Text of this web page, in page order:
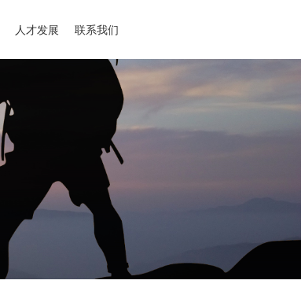
人才发展 联系我们